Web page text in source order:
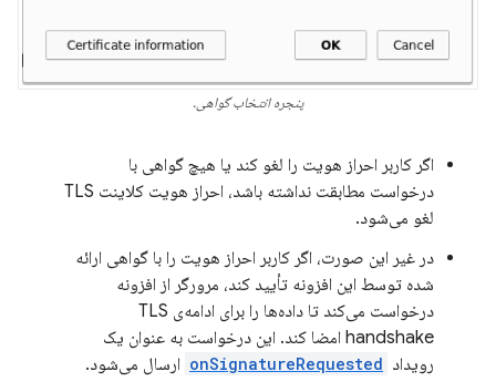
پنجره انتخاب گواهی.
اگر کاربر احراز هویت را لغو کند یا هیچ گواهی با
درخواست مطابقت نداشته باشد، احراز هویت کلاینت TLS
لغو می‌شود.
در غیر این صورت، اگر کاربر احراز هویت را با گواهی ارائه
شده توسط این افزونه تأیید کند، مرورگر از افزونه
درخواست می‌کند تا داده‌ها را برای ادامه‌ی TLS
handshake امضا کند. این درخواست به عنوان یک
رویداد onSignatureRequested ارسال می‌شود.